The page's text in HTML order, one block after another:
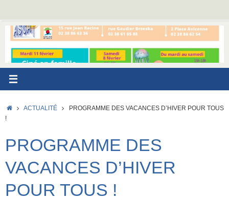
contenu
ACCUEIL
ACTUALITÉ
PROGRAMME DES VACANCES D’HIVER POUR TOUS
!
PROGRAMME DES
VACANCES D’HIVER
POUR TOUS !